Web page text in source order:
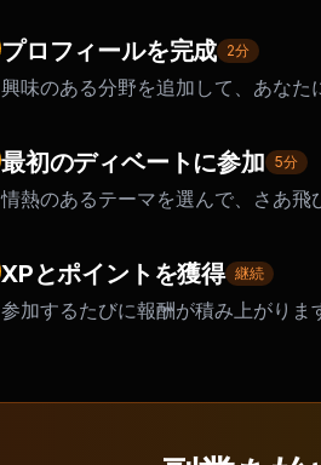
プロフィールを完成 2分
興味のある分野を追加して、あなた
最初のディベートに参加 5分
情熱のあるテーマを選んで、さあ飛
XPとポイントを獲得 継続
参加するたびに報酬が積み上がりま